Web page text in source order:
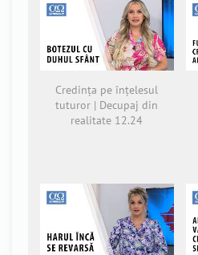
Credința pe înțelesul
tuturor | Decupaj din
realitate 12.24